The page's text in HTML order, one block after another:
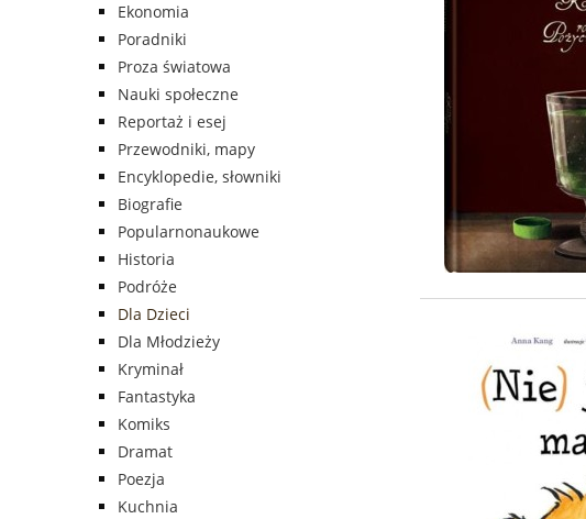
Ekonomia
Poradniki
Proza światowa
Nauki społeczne
Reportaż i esej
Przewodniki, mapy
Encyklopedie, słowniki
Biografie
Popularnonaukowe
Historia
Podróże
Dla Dzieci
Dla Młodzieży
Kryminał
Fantastyka
Komiks
Dramat
Poezja
Kuchnia